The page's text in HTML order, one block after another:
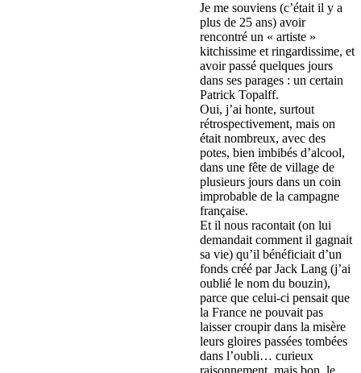
Je me souviens (c’était il y a
plus de 25 ans) avoir
rencontré un « artiste »
kitchissime et ringardissime, et
avoir passé quelques jours
dans ses parages : un certain
Patrick Topalff.
Oui, j’ai honte, surtout
rétrospectivement, mais on
était nombreux, avec des
potes, bien imbibés d’alcool,
dans une fête de village de
plusieurs jours dans un coin
improbable de la campagne
française.
Et il nous racontait (on lui
demandait comment il gagnait
sa vie) qu’il bénéficiait d’un
fonds créé par Jack Lang (j’ai
oublié le nom du bouzin),
parce que celui-ci pensait que
la France ne pouvait pas
laisser croupir dans la misère
leurs gloires passées tombées
dans l’oubli… curieux